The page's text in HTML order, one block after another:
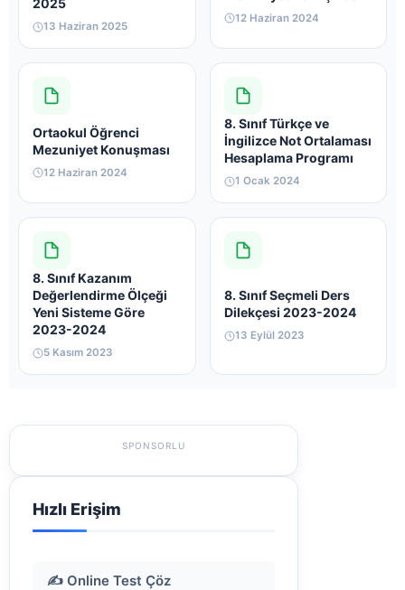
2025
13 Haziran 2025
12 Haziran 2024
Ortaokul Öğrenci
Mezuniyet Konuşması
12 Haziran 2024
8. Sınıf Türkçe ve
İngilizce Not Ortalaması
Hesaplama Programı
1 Ocak 2024
8. Sınıf Kazanım
Değerlendirme Ölçeği
Yeni Sisteme Göre
2023-2024
5 Kasım 2023
8. Sınıf Seçmeli Ders
Dilekçesi 2023-2024
13 Eylül 2023
SPONSORLU
Hızlı Erişim
✍️ Online Test Çöz